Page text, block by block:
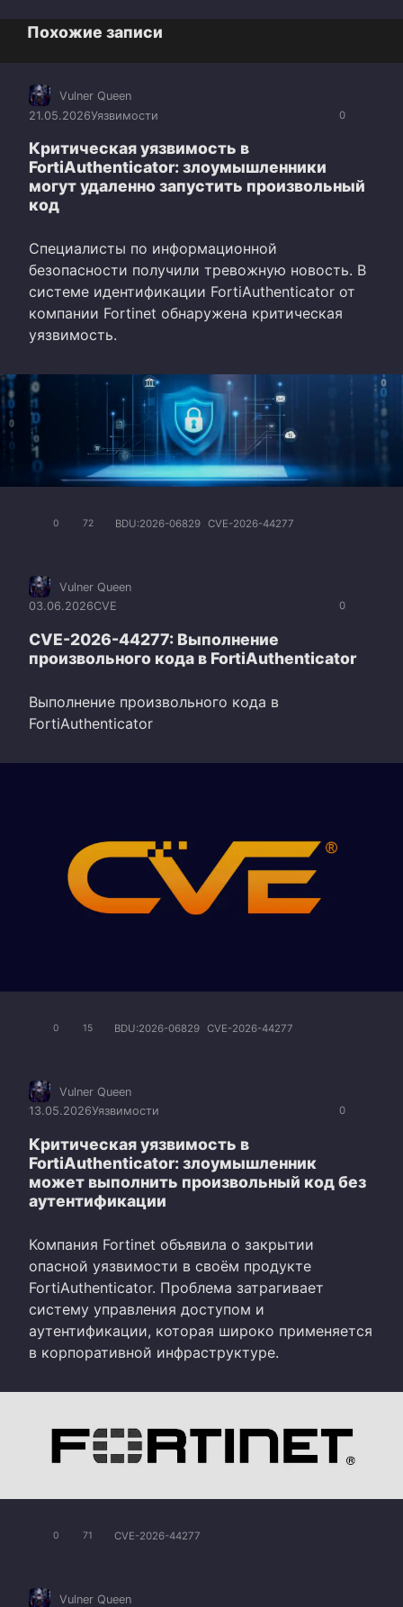
Похожие записи
0
Vulner Queen
21.05.2026Уязвимости
Критическая уязвимость в
FortiAuthenticator: злоумышленники
могут удаленно запустить произвольный
код
Специалисты по информационной
безопасности получили тревожную новость. В
системе идентификации FortiAuthenticator от
компании Fortinet обнаружена критическая
уязвимость.
0 72 BDU:2026-06829 CVE-2026-44277
0
Vulner Queen
03.06.2026CVE
CVE-2026-44277: Выполнение
произвольного кода в FortiAuthenticator
Выполнение произвольного кода в
FortiAuthenticator
0 15 BDU:2026-06829 CVE-2026-44277
0
Vulner Queen
13.05.2026Уязвимости
Критическая уязвимость в
FortiAuthenticator: злоумышленник
может выполнить произвольный код без
аутентификации
Компания Fortinet объявила о закрытии
опасной уязвимости в своём продукте
FortiAuthenticator. Проблема затрагивает
систему управления доступом и
аутентификации, которая широко применяется
в корпоративной инфраструктуре.
0 71 CVE-2026-44277
Vulner Queen